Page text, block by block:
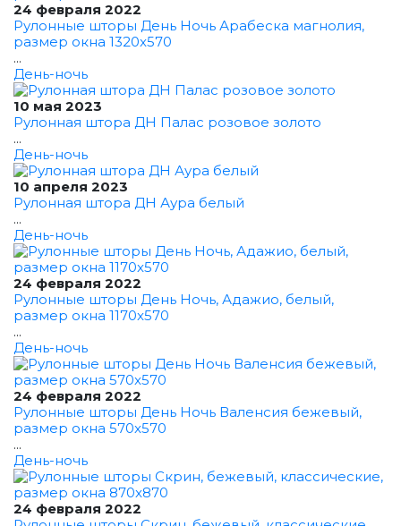
24 февраля 2022
Рулонные шторы День Ночь Арабеска магнолия,
размер окна 1320x570
...
День-ночь
10 мая 2023
Рулонная штора ДН Палас розовое золото
...
День-ночь
10 апреля 2023
Рулонная штора ДН Аура белый
...
День-ночь
24 февраля 2022
Рулонные шторы День Ночь, Адажио, белый,
размер окна 1170x570
...
День-ночь
24 февраля 2022
Рулонные шторы День Ночь Валенсия бежевый,
размер окна 570x570
...
День-ночь
24 февраля 2022